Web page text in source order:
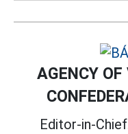
AGENCY
Editor-in-